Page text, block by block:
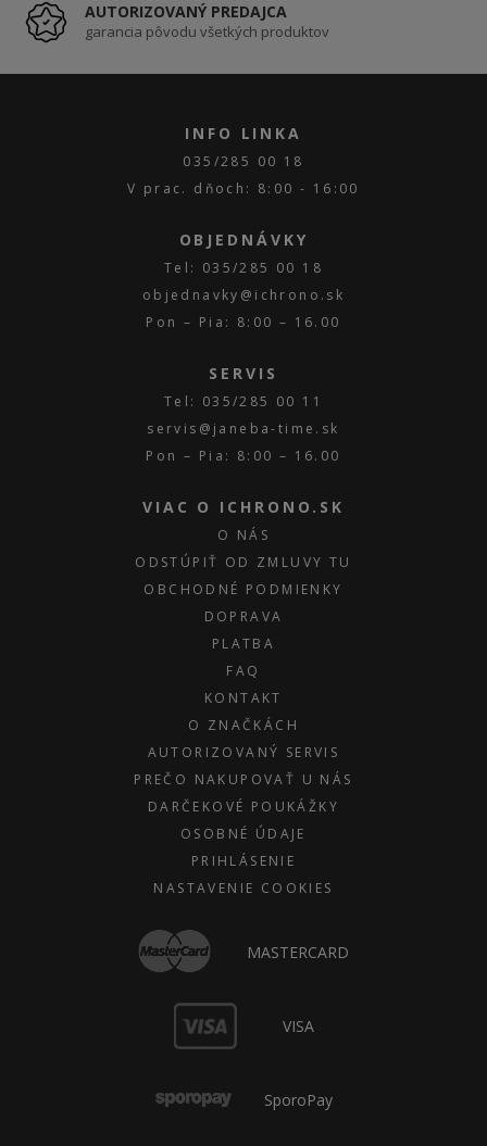
AUTORIZOVANÝ PREDAJCA
garancia pôvodu všetkých produktov
INFO LINKA
035/285 00 18
V prac. dňoch: 8:00 - 16:00
OBJEDNÁVKY
Tel: 035/285 00 18
objednavky@ichrono.sk
Pon – Pia: 8:00 – 16.00
SERVIS
Tel: 035/285 00 11
servis@janeba-time.sk
Pon – Pia: 8:00 – 16.00
VIAC O ICHRONO.SK
O NÁS
ODSTÚPIŤ OD ZMLUVY TU
OBCHODNÉ PODMIENKY
DOPRAVA
PLATBA
FAQ
KONTAKT
O ZNAČKÁCH
AUTORIZOVANÝ SERVIS
PREČO NAKUPOVAŤ U NÁS
DARČEKOVÉ POUKÁŽKY
OSOBNÉ ÚDAJE
PRIHLÁSENIE
NASTAVENIE COOKIES
MASTERCARD
VISA
SporoPay